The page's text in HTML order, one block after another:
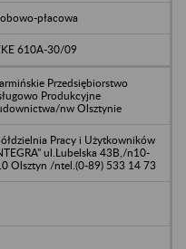
płacowa
610A-30/09
Przedsiębiorstwo
Produkcyjne
nw Olsztynie
Pracy i Użytkowników
ul.Lubelska 43B,/n10-
Olsztyn /ntel.(0-89) 533 14 73